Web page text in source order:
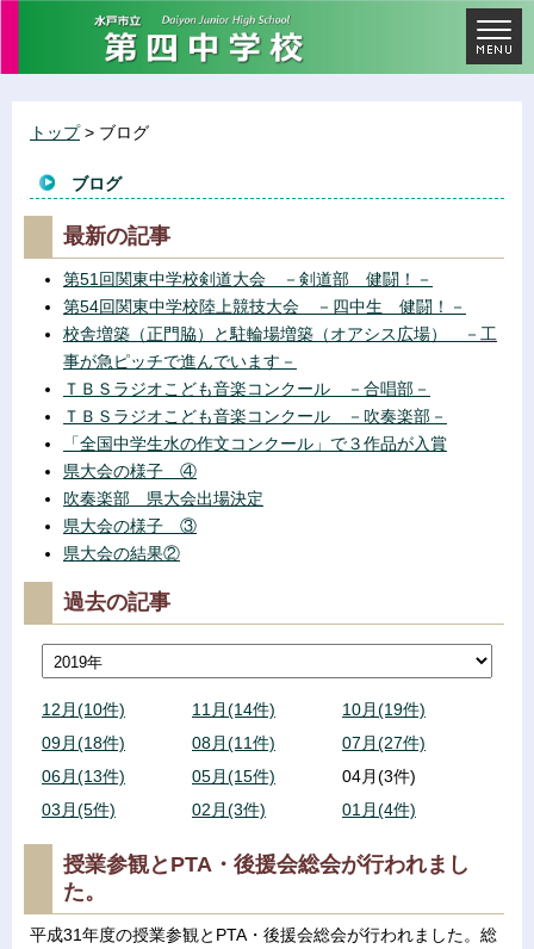
トップ> ブログ
ブログ
最新の記事
第51回関東中学校剣道大会 －剣道部 健闘！－
第54回関東中学校陸上競技大会 －四中生 健闘！－
校舎増築（正門脇）と駐輪場増築（オアシス広場） －工
事が急ピッチで進んでいます－
ＴＢＳラジオこども音楽コンクール －合唱部－
ＴＢＳラジオこども音楽コンクール －吹奏楽部－
「全国中学生水の作文コンクール」で３作品が入賞
県大会の様子 ④
吹奏楽部 県大会出場決定
県大会の様子 ③
県大会の結果②
過去の記事
12月(10件) 11月(14件)
10月(19件)
09月(18件)
08月(11件)
07月(27件)
06月(13件)
05月(15件)
04月(3件)
03月(5件)
02月(3件) 01月(4件)
授業参観とPTA・後援会総会が行われまし
た。
平成31年度の授業参観とPTA・後援会総会が行われました。総